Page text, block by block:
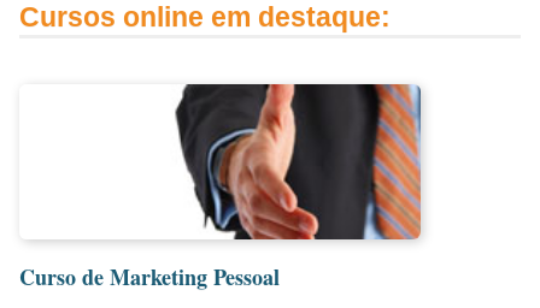
Cursos online em destaque:
Curso de Marketing Pessoal